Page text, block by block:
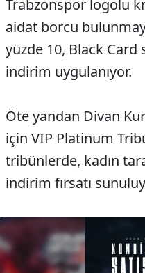
Trabzonspor logolu
aidat borcu
yüzde 10, Black
indirim uygulanıyor.
Öte yandan Divan
için VIP Platinum
tribünlerde, kadın
indirim fırsatı